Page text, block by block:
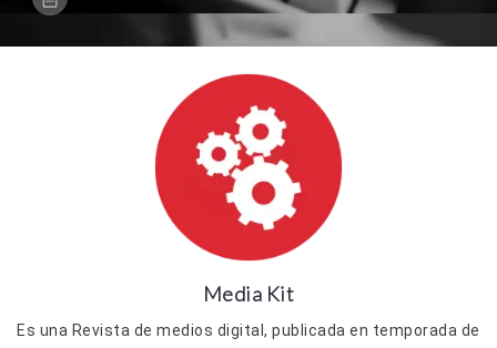
Media Kit
Es una Revista de medios digital, publicada en temporada de